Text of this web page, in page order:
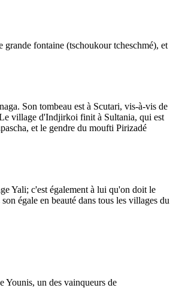
fontaine (tschoukour tcheschmé), et
Son tombeau est à Scutari, vis-à-vis de
village d'Indjirkoi finit à Sultania, qui est
et le gendre du moufti Pirizadé
Yali; c'est également à lui qu'on doit le
égale en beauté dans tous les villages du
Younis, un des vainqueurs de